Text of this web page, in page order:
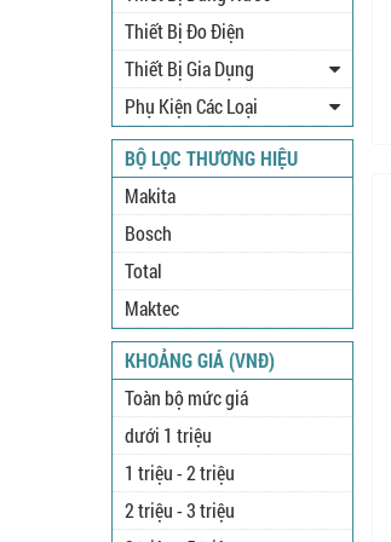
Thiết Bị Đo Điện
Thiết Bị Gia Dụng
Phụ Kiện Các Loại
BỘ LỌC THƯƠNG HIỆU
Makita
Bosch
Total
Maktec
KHOẢNG GIÁ (VNĐ)
Toàn bộ mức giá
dưới 1 triệu
1 triệu - 2 triệu
2 triệu - 3 triệu